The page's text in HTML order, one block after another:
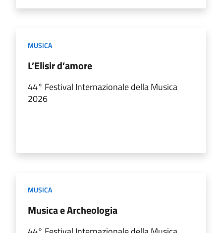
MUSICA
L’Elisir d’amore
44° Festival Internazionale della Musica
2026
MUSICA
Musica e Archeologia